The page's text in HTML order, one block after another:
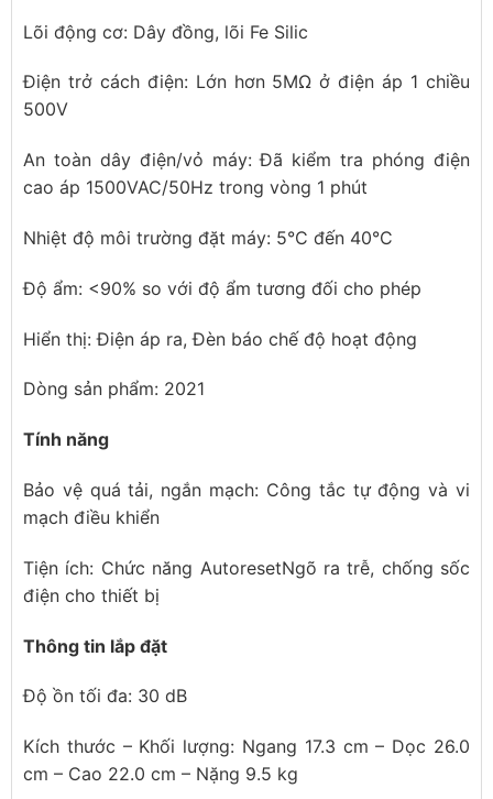
Lõi động cơ: Dây đồng, lõi Fe Silic
Điện trở cách điện: Lớn hơn 5MΩ ở điện áp 1 chiều
500V
An toàn dây điện/vỏ máy: Đã kiểm tra phóng điện
cao áp 1500VAC/50Hz trong vòng 1 phút
Nhiệt độ môi trường đặt máy: 5°C đến 40°C
Độ ẩm: <90% so với độ ẩm tương đối cho phép
Hiển thị: Điện áp ra, Đèn báo chế độ hoạt động
Dòng sản phẩm: 2021
Tính năng
Bảo vệ quá tải, ngắn mạch: Công tắc tự động và vi
mạch điều khiển
Tiện ích: Chức năng AutoresetNgõ ra trễ, chống sốc
điện cho thiết bị
Thông tin lắp đặt
Độ ồn tối đa: 30 dB
Kích thước – Khối lượng: Ngang 17.3 cm – Dọc 26.0
cm – Cao 22.0 cm – Nặng 9.5 kg